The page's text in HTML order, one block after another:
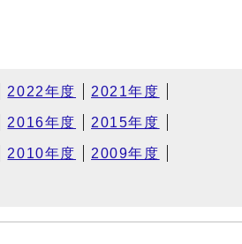
2022年度 2021年度
2016年度 2015年度
2010年度 2009年度